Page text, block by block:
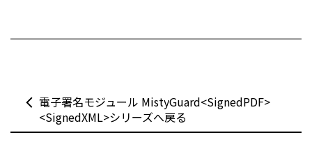
電子署名モジュール MistyGuard<SignedPDF>
<SignedXML>シリーズへ戻る